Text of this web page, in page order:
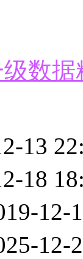
数据
13
18
12-
12-